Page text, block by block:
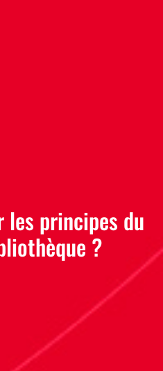
principes du
?